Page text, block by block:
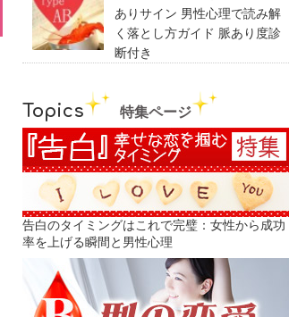
ありサイン 男性心理で読み解
く落とし方ガイド 脈あり度診
断付き
Topics 特集ページ
告白のタイミングはこれで完璧：女性から成功
率を上げる瞬間と男性心理